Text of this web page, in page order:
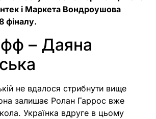
і Маркета Вондроушова
фіналу.
– Даяна
не вдалося стрибнути вище
залишає Ролан Гаррос вже
кола. Українка вдруге в цьому